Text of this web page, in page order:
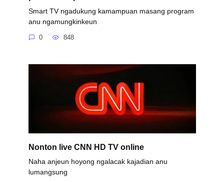
Smart TV ngadukung kamampuan masang program
anu ngamungkinkeun
0 848
Nonton live CNN HD TV online
Naha anjeun hoyong ngalacak kajadian anu
lumangsung